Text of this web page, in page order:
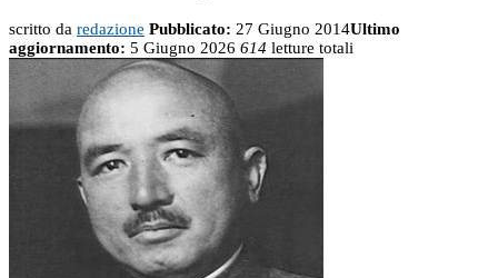
scritto da redazione Pubblicato: 27 Giugno 2014Ultimo
aggiornamento: 5 Giugno 2026 614 letture totali